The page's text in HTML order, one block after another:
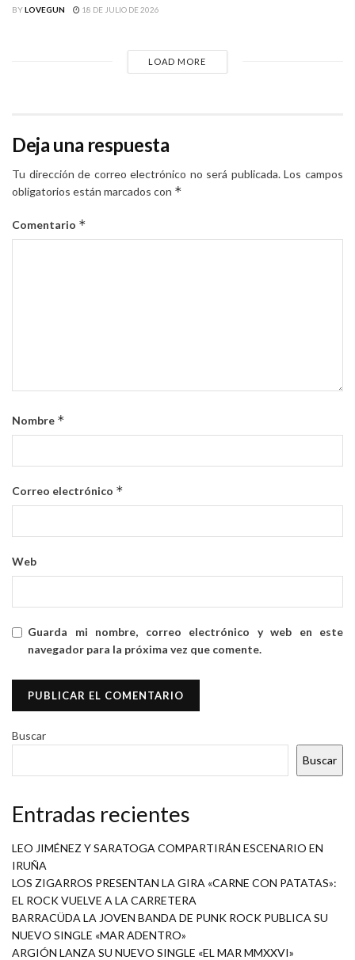
BYLOVEGUN 18 DE JULIO DE 2026
LOAD MORE
Deja una respuesta
Tu dirección de correo electrónico no será publicada. Los campos
obligatorios están marcados con *
Comentario *
Nombre *
Correo electrónico *
Web
Guarda mi nombre, correo electrónico y web en este
navegador para la próxima vez que comente.
Buscar
Buscar
Entradas recientes
LEO JIMÉNEZ Y SARATOGA COMPARTIRÁN ESCENARIO EN
IRUÑA
LOS ZIGARROS PRESENTAN LA GIRA «CARNE CON PATATAS»:
EL ROCK VUELVE A LA CARRETERA
BARRACÜDA LA JOVEN BANDA DE PUNK ROCK PUBLICA SU
NUEVO SINGLE «MAR ADENTRO»
ARGIÓN LANZA SU NUEVO SINGLE «EL MAR MMXXVI»